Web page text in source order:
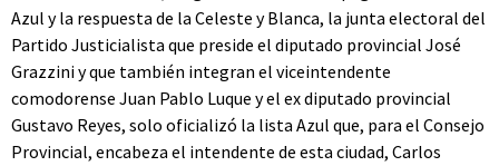
Azul y la respuesta de la Celeste y Blanca, la junta electoral del
Partido Justicialista que preside el diputado provincial José
Grazzini y que también integran el viceintendente
comodorense Juan Pablo Luque y el ex diputado provincial
Gustavo Reyes, solo oficializó la lista Azul que, para el Consejo
Provincial, encabeza el intendente de esta ciudad, Carlos